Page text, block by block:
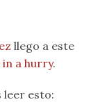
llego a este
in a hurry.
leer esto: